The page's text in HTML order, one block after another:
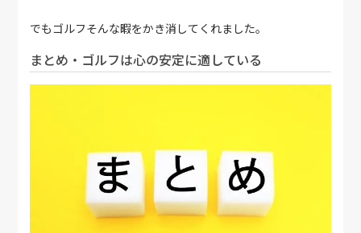
でもゴルフそんな暇をかき消してくれました。
まとめ・ゴルフは心の安定に適している